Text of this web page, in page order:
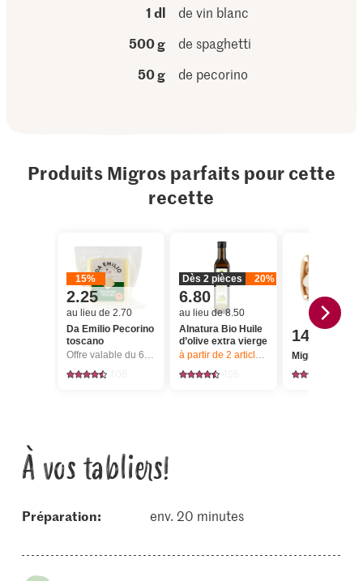
1 dl
de vin blanc
500 g
de spaghetti
50 g
de pecorino
Produits Migros parfaits pour cette
recette
15%
2.25
au lieu de 2.70
Da Emilio Pecorino
toscano
Offre valable du 6.8 au 12.8.2026, jusqu’à épuisement du stock.
Dès 2 pièces 20%
6.80
au lieu de 8.50
Alnatura Bio Huile
d’olive extra vierge
à partir de 2 articles, Offre valable du
14.95
Migros Bolets
À vos tabliers!
Préparation: env. 20 minutes